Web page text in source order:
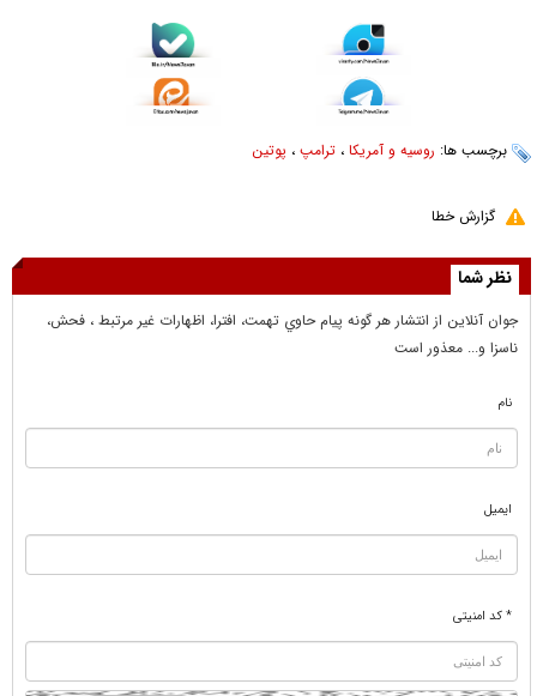
برچسب ها: روسیه و آمریکا ، ترامپ ، پوتین
گزارش خطا
نظر شما
جوان آنلاين از انتشار هر گونه پيام حاوي تهمت، افترا، اظهارات غير مرتبط ، فحش،
ناسزا و... معذور است
نام
ایمیل
* کد امنیتی